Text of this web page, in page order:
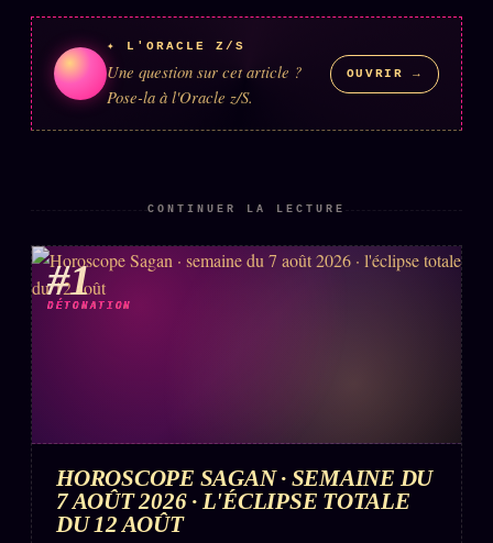
✦ L'ORACLE Z/S
Une question sur cet article ?
Pose-la à l'Oracle z/S.
OUVRIR →
CONTINUER LA LECTURE
#1
DÉTONATION
HOROSCOPE SAGAN · SEMAINE DU
7 AOÛT 2026 · L'ÉCLIPSE TOTALE
DU 12 AOÛT